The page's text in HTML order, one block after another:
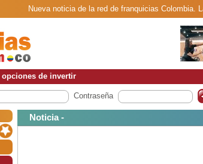
Nueva noticia de la red de franquicias Colombia.
opciones de invertir
Contraseña
Noticia -